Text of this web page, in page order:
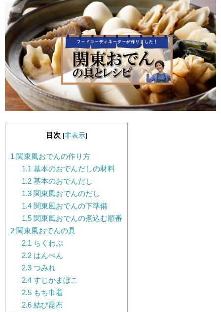
目次 [非表示]
1 関東風おでんの作り方
1.1 基本のおでんだしの材料
1.2基本のおでんだし
1.3関東風おでんのだし
1.4関東風おでんの下準備
1.5関東風おでんの煮込む順番
2 関東風おでんの具
2.1 ちくわぶ
2.2はんぺん
2.3つみれ
2.4すじかまぼこ
2.5もち巾着
2.6結び昆布